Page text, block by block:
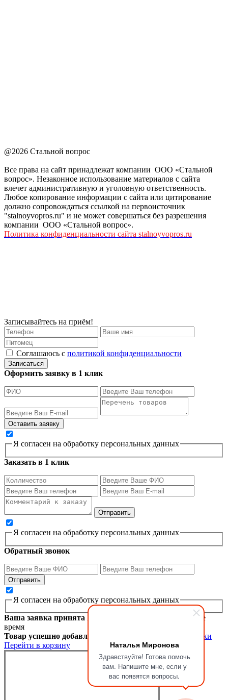
Наталья Миронова
Здравствуйте! Готова помочь
вам. Напишите мне, если у
вас появятся вопросы.
@2026 Стальной вопрос
Все права на сайт принадлежат компании ООО «Стальной
вопрос». Незаконное использование материалов с сайта
влечет административную и уголовную ответственность.
Любое копирование информации с сайта или цитирование
должно сопровождаться ссылкой на первоисточник
"stalnoyvopros.ru" и не может совершаться без разрешения
компании ООО «Стальной вопрос».
Политика конфиденциальности сайта stalnoyvopros.ru
Записывайтесь на приём!
Соглашаюсь с политикой конфиденциальности
Записаться
Оформить заявку в 1 клик
Я согласен на обработку персональных данных
Заказать в 1 клик
Я согласен на обработку персональных данных
Обратный звонок
Я согласен на обработку персональных данных
Ваша заявка принята Мы перезвоним вам в ближайшее
время
Товар успешно добавлен в корзину
Продолжить покупки
Перейти в корзину